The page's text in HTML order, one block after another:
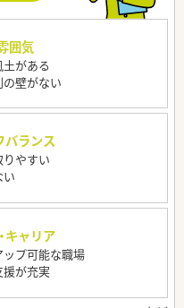
囲気
がある
壁がない
バランス
やすい
い
キャリア
ップ可能な職場
が充実